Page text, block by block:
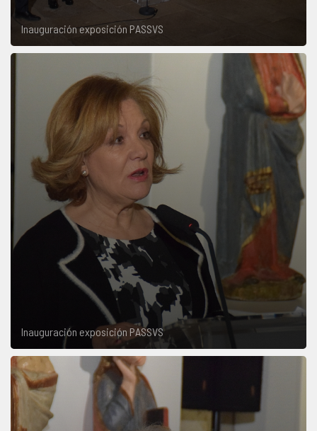
Inauguración exposición PASSVS
Inauguración exposición PASSVS